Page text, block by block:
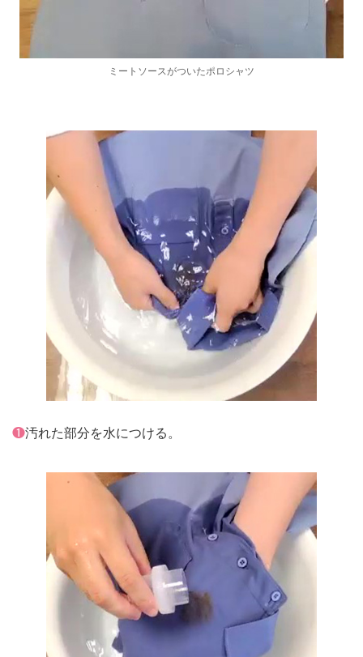
ミートソースがついたポロシャツ
❶汚れた部分を水につける。